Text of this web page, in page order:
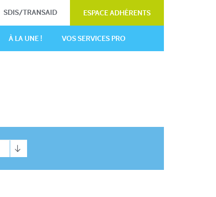
ESPACE ADHÉRENTS
SDIS/TRANSAID
À LA UNE ! VOS SERVICES PRO